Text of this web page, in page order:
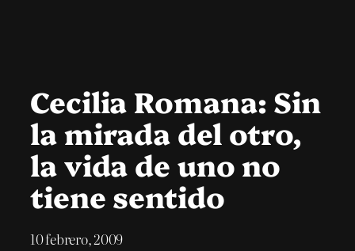
Cecilia Romana: Sin
la mirada del otro,
la vida de uno no
tiene sentido
10 febrero, 2009